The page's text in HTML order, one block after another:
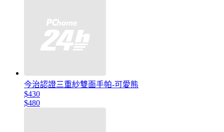
今治認證三重紗雙面手帕-可愛熊
$430
$480